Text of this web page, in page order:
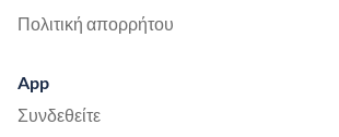
Πολιτική απορρήτου
App
Συνδεθείτε